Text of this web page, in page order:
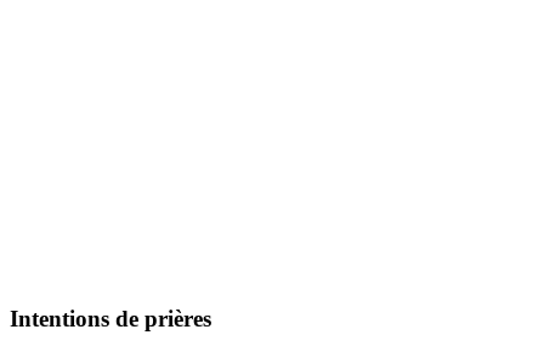
Intentions de prières